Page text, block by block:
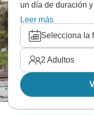
un día de duración
días.
Leer más
Selecciona la
2 Adultos